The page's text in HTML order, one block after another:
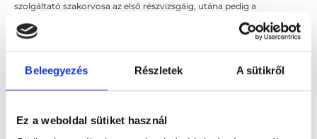
Beleegyezés Részletek A sütikről
Ez a weboldal sütiket használ
szolgáltató szakorvosa az első részvizsgáig, utána pedig a
felelősségét kizárja esetleges névazonosságért bármely szakorvos
és szakorvosjelölt esetén.
Főoldal Ortopédus
Boka-Lábsebész kontroll vizsgálat